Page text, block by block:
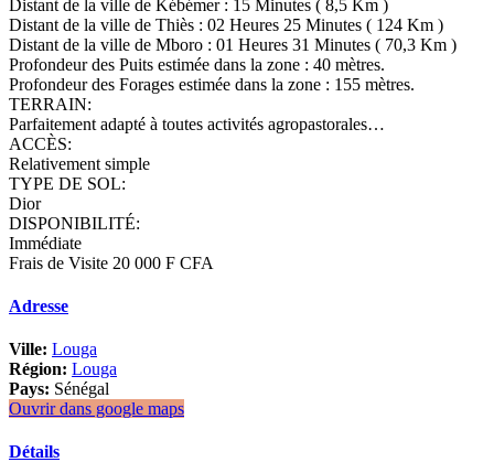
Distant de la ville de Kébémer : 15 Minutes ( 8,5 Km )
Distant de la ville de Thiès : 02 Heures 25 Minutes ( 124 Km )
Distant de la ville de Mboro : 01 Heures 31 Minutes ( 70,3 Km )
Profondeur des Puits estimée dans la zone : 40 mètres.
Profondeur des Forages estimée dans la zone : 155 mètres.
TERRAIN:
Parfaitement adapté à toutes activités agropastorales…
ACCÈS:
Relativement simple
TYPE DE SOL:
Dior
DISPONIBILITÉ:
Immédiate
Frais de Visite 20 000 F CFA
Adresse
Ville: Louga
Région: Louga
Pays: Sénégal
Ouvrir dans google maps
Détails